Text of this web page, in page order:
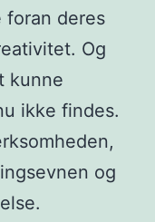
deres
Og
kunne
ikke findes.
og